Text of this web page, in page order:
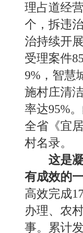
理占道经
个，拆违
治持续开展
受理案件
9%，智慧
施村庄清
率达95%
全省《宜
村名录。
这是凝
有成效的一
高效完成
办理、 农
事。累计